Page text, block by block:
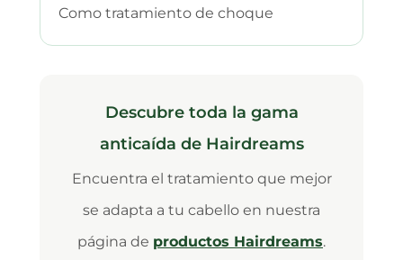
Como tratamiento de choque
Descubre toda la gama
anticaída de Hairdreams
Encuentra el tratamiento que mejor
se adapta a tu cabello en nuestra
página de productos Hairdreams.